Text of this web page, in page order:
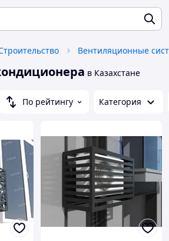
Вентиляционные
в Казахстане
По рейтингу Категория